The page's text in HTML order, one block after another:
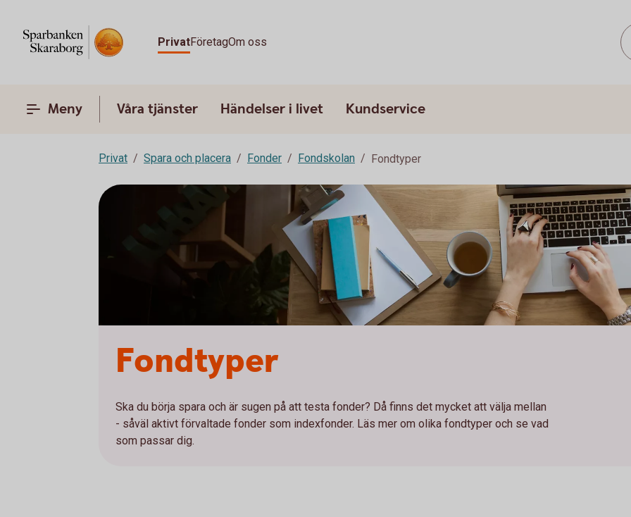
PrivatFöretagOm oss
Meny Våra tjänster Händelser i livet Kundservice
Privat Spara och placera Fonder Fondskolan Fondtyper
Fondtyper
Ska du börja spara och är sugen på att testa fonder? Då finns det mycket att välja mellan
- såväl aktivt förvaltade fonder som indexfonder. Läs mer om olika fondtyper och se vad
som passar dig.